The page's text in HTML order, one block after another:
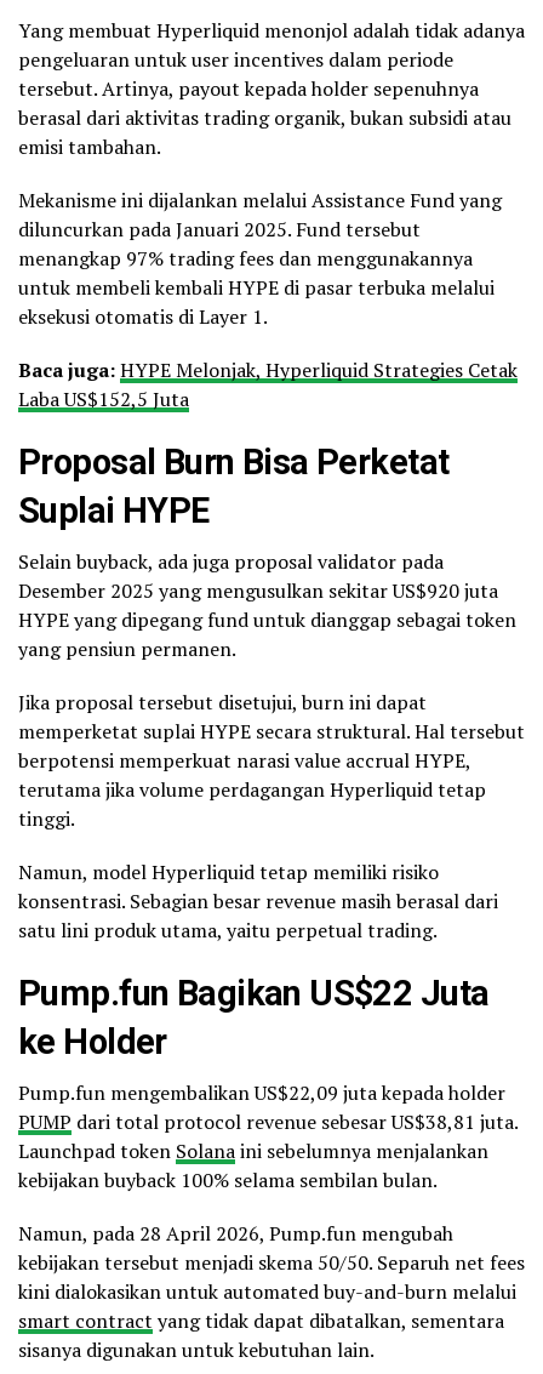
— kook 🏝️ (@KookCapitalLLC)November 6, 2025
Yang membuat Hyperliquid menonjol adalah tidak adanya
pengeluaran untuk user incentives dalam periode
tersebut. Artinya, payout kepada holder sepenuhnya
berasal dari aktivitas trading organik, bukan subsidi atau
emisi tambahan.
Mekanisme ini dijalankan melalui Assistance Fund yang
diluncurkan pada Januari 2025. Fund tersebut
menangkap 97% trading fees dan menggunakannya
untuk membeli kembali HYPE di pasar terbuka melalui
eksekusi otomatis di Layer 1.
Baca juga:HYPE Melonjak, Hyperliquid Strategies Cetak
Laba US$152,5 Juta
Proposal Burn Bisa Perketat
Suplai HYPE
Selain buyback, ada juga proposal validator pada
Desember 2025 yang mengusulkan sekitar US$920 juta
HYPE yang dipegang fund untuk dianggap sebagai token
yang pensiun permanen.
Jika proposal tersebut disetujui, burn ini dapat
memperketat suplai HYPE secara struktural. Hal tersebut
berpotensi memperkuat narasi value accrual HYPE,
terutama jika volume perdagangan Hyperliquid tetap
tinggi.
Namun, model Hyperliquid tetap memiliki risiko
konsentrasi. Sebagian besar revenue masih berasal dari
satu lini produk utama, yaitu perpetual trading.
Pump.fun Bagikan US$22 Juta
ke Holder
Pump.fun mengembalikan US$22,09 juta kepada holder
PUMP dari total protocol revenue sebesar US$38,81 juta.
Launchpad token Solanaini sebelumnya menjalankan
kebijakan buyback 100% selama sembilan bulan.
Namun, pada 28 April 2026, Pump.fun mengubah
kebijakan tersebut menjadi skema 50/50. Separuh net fees
kini dialokasikan untuk automated buy-and-burn melalui
smart contract yang tidak dapat dibatalkan, sementara
sisanya digunakan untuk kebutuhan lain.